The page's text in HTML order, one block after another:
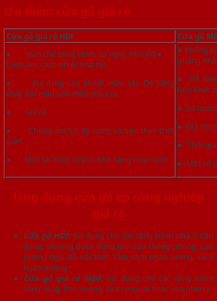
Ưu điểm cửa gỗ giá rẻ
Cửa gỗ giá rẻ HDF
Cửa gỗ
● Hạn chế cong vênh, co ngót, mối mọt.●
Cách âm, cách nhiệt khá tốt.
● Đa dạng sản phẩm, màu sắc. Dễ dàng
thay đổi màu sơn theo yêu cầu.
● Giá rẻ.
● Chống ẩm. Có độ cứng và bền theo thời
gian.
● Một số dòng cửa có khả năng chịu nước.
● Không
phẳng
● Dễ
liệu khác
● Số
● Giá
● Thời
● Một số
Ứng dụng cửa gỗ ép công nghiệp
giá rẻ
Cửa gỗ HDF:Sử dụng cho các công trình nhà ở dân
dụng, thường được dùng làm cửa thông phòng, cửa
phòng ngủ, đồ nội thất, tấm vách ngăn tường, vách
ngăn phòng.
Cửa gỗ giá rẻ MDF: Sử dụng cho các công trình
công cộng, kho xưởng, cửa cơ quan hoặc văn phòng.